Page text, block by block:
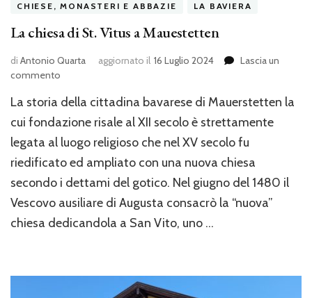
CHIESE, MONASTERI E ABBAZIE LA BAVIERA
La chiesa di St. Vitus a Mauestetten
di Antonio Quarta aggiornato il 16 Luglio 2024
Lascia un
commento
chiesa
di
Vitus
a
Mauestetten
La storia della cittadina bavarese di Mauerstetten la
cui fondazione risale al XII secolo è strettamente
legata al luogo religioso che nel XV secolo fu
riedificato ed ampliato con una nuova chiesa
secondo i dettami del gotico. Nel giugno del 1480 il
Vescovo ausiliare di Augusta consacrò la “nuova”
chiesa dedicandola a San Vito, uno …